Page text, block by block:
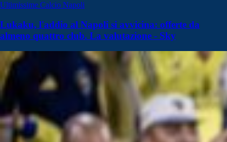
Ultimissime Calcio Napoli
Lukaku, l'addio al Napoli si avvicina: offerte da
almeno quattro club. La valutazione - Sky